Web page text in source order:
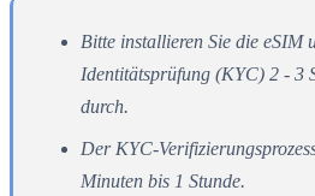
Bitte installieren Sie die eSIM
Identitätsprüfung (KYC) 2 - 3
durch.
Der KYC-
Minuten bis 1 Stunde.